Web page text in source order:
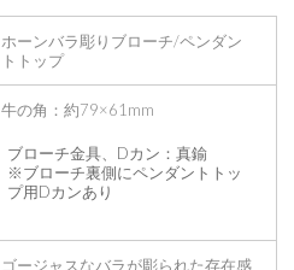
ホーンバラ彫りブローチ/ペンダン
トトップ
牛の角：約79×61mm
ブローチ金具、Dカン：真鍮
※ブローチ裏側にペンダントトッ
プ用Dカンあり
ゴージャスなバラが彫られた存在感